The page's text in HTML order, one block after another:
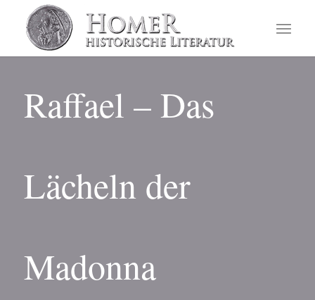
Raffael – Das
Lächeln der
Madonna